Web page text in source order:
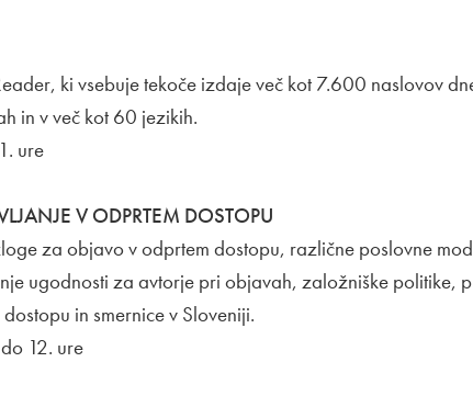
ki vsebuje tekoče izdaje več kot 7.600 naslovov
in v več kot 60 jezikih.
ure
V ODPRTEM DOSTOPU
za objavo v odprtem dostopu, različne poslovne
ugodnosti za avtorje pri objavah, založniške politike,
in smernice v Sloveniji.
12. ure